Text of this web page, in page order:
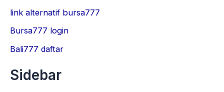
link alternatif bursa777
Bursa777 login
Bali777 daftar
Sidebar